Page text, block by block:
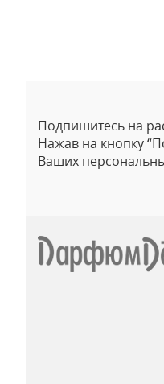
Подпишитесь на
Нажав на кнопку
Ваших